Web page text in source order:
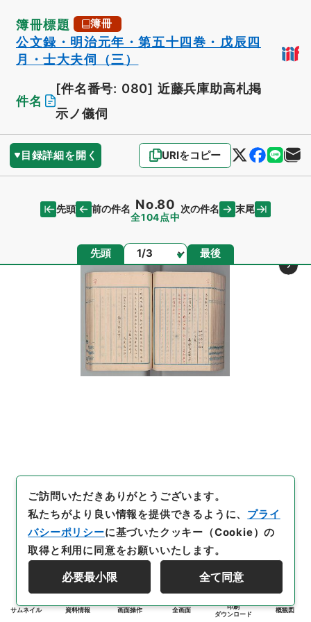
簿冊標題 簿冊
公文録・明治元年・第五十四巻・戊辰四
月・士大夫伺（三）
件名
[件名番号: 080] 近藤兵庫助高札掲
示ノ儀伺
目録詳細を開く URIをコピー
先頭 前の件名 No.80
全104点中
次の件名 末尾
先頭 ページ 最後
サムネイル 資料情報 画面操作 全画面
印刷
ダウンロード
概観図
ご訪問いただきありがとうございます。
私たちがより良い情報を提供できるように、 プライ
バシーポリシーに基づいたクッキー（Cookie）の
取得と利用に同意をお願いいたします。
必要最小限 全て同意